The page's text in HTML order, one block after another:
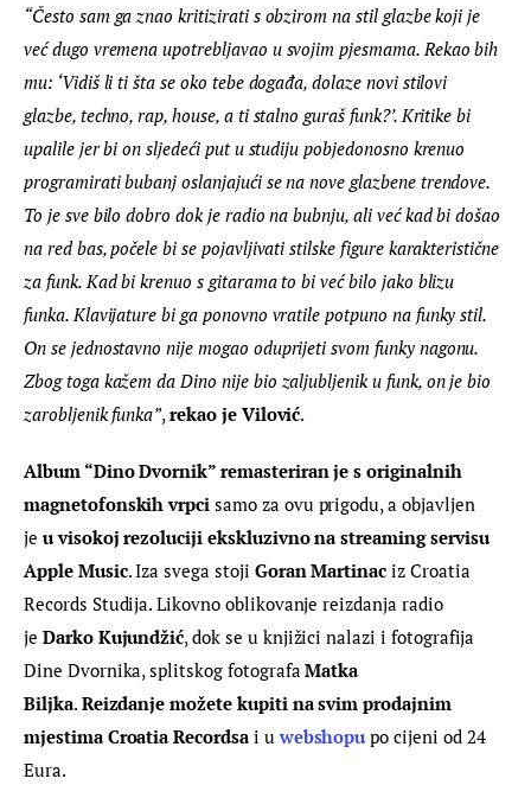
“Često sam ga znao kritizirati s obzirom na stil glazbe koji je
već dugo vremena upotrebljavao u svojim pjesmama. Rekao bih
mu: ‘Vidiš li ti šta se oko tebe događa, dolaze novi stilovi
glazbe, techno, rap, house, a ti stalno guraš funk?’. Kritike bi
upalile jer bi on sljedeći put u studiju pobjedonosno krenuo
programirati bubanj oslanjajući se na nove glazbene trendove.
To je sve bilo dobro dok je radio na bubnju, ali već kad bi došao
na red bas, počele bi se pojavljivati stilske figure karakteristične
za funk. Kad bi krenuo s gitarama to bi već bilo jako blizu
funka. Klavijature bi ga ponovno vratile potpuno na funky stil.
On se jednostavno nije mogao oduprijeti svom funky nagonu.
Zbog toga kažem da Dino nije bio zaljubljenik u funk, on je bio
zarobljenik funka”, rekao je Vilović.
Album “Dino Dvornik” remasteriran je s originalnih
magnetofonskih vrpci samo za ovu prigodu, a objavljen
je u visokoj rezoluciji ekskluzivno na streaming servisu
Apple Music. Iza svega stoji Goran Martinac iz Croatia
Records Studija. Likovno oblikovanje reizdanja radio
je Darko Kujundžić, dok se u knjižici nalazi i fotografija
Dine Dvornika, splitskog fotografa Matka
Biljka. Reizdanje možete kupiti na svim prodajnim
mjestima Croatia Recordsa i u webshopu po cijeni od 24
Eura.